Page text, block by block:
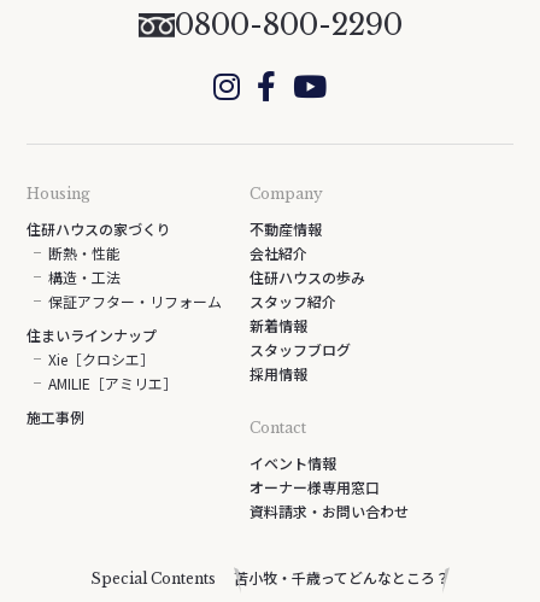
0800-800-2290
Housing
住研ハウスの家づくり
断熱・性能
構造・工法
保証アフター・リフォーム
住まいラインナップ
Xie［クロシエ］
AMILIE［アミリエ］
施工事例
Company
不動産情報
会社紹介
住研ハウスの歩み
スタッフ紹介
新着情報
スタッフブログ
採用情報
Contact
イベント情報
オーナー様専用窓口
資料請求・お問い合わせ
Special Contents 苫小牧・千歳ってどんなところ？